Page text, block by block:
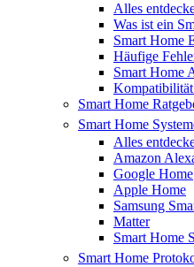
Alles
Was ist ein
Smart Home
Häufige
Smart Home
Smart Home
Smart Home
Alles
Amazon
Google Home
Apple Home
Samsung
Matter
Smart Home
Smart Home